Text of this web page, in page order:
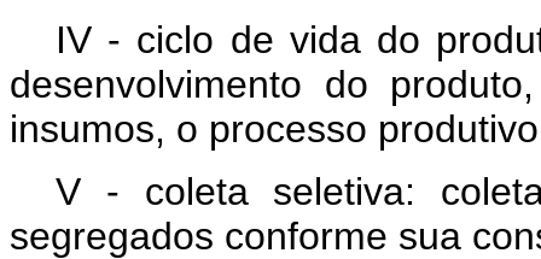
IV - ciclo de vida do
desenvolvimento do
insumos, o processo
V - coleta seletiva:
segregados conforme sua